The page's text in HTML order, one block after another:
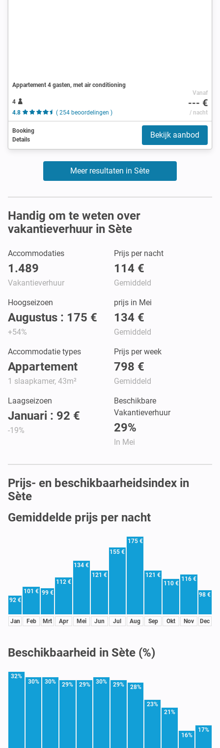
Appartement 4 gasten, met air conditioning
4
4.8
( 254 beoordelingen )
Vanaf
--- €
/ nacht
Booking
Details
Bekijk aanbod
Meer resultaten in Sète
Handig om te weten over
vakantieverhuur in Sète
Accommodaties
1.489
Vakantieverhuur
Prijs per nacht
114 €
Gemiddeld
Hoogseizoen
Augustus : 175 €
+54%
prijs in Mei
134 €
Gemiddeld
Accommodatie types
Appartement
1 slaapkamer, 43m²
Prijs per week
798 €
Gemiddeld
Laagseizoen
Januari : 92 €
-19%
Beschikbare
Vakantieverhuur
29%
In Mei
Prijs- en beschikbaarheidsindex in
Sète
Gemiddelde prijs per nacht
92 €
Jan
101 €
Feb
99 €
Mrt
112 €
Apr
134 €
Mei
121 €
Jun
155 €
Jul
175 €
Aug
121 €
Sep
110 €
Okt
116 €
Nov
98 €
Dec
Beschikbaarheid in Sète (%)
32%
30%
30% 29% 29% 30% 29% 28%
23%
21%
16%
17%